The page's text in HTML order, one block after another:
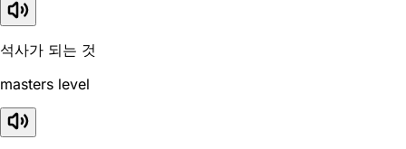
석사가 되는 것
masters level